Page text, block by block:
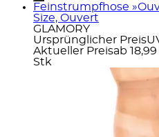
Feinstrumpfhose
Size, Ouvert
GLAMORY
Ursprünglicher Preis
Aktueller Preisab
Stk